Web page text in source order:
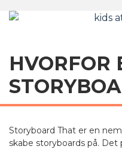
HVORFOR
Storyboard That er en
skabe storyboards på.